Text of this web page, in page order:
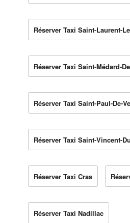
Réserver Taxi Saint-Laurent-
Réserver Taxi Saint-Médard-
Réserver Taxi Saint-Paul-De-
Réserver Taxi Saint-Vincent-
Réserver Taxi Cras
Réserver Taxi Nadillac